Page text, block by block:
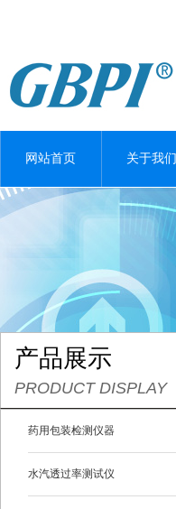
网站首页 关于我们
产品展示
PRODUCT DISPLAY
药用包装检测仪器
水汽透过率测试仪